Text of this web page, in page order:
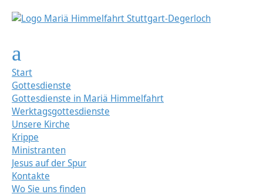
Start
Gottesdienste
Gottesdienste in Mariä Himmelfahrt
Werktagsgottesdienste
Unsere Kirche
Krippe
Ministranten
Jesus auf der Spur
Kontakte
Wo Sie uns finden